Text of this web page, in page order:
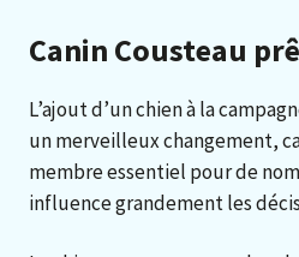
Canin Cousteau
L’ajout d’un chien à la
un merveilleux changement,
membre essentiel pour de
influence grandement les